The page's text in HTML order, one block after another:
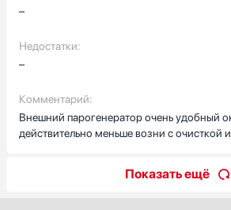
–
Недостатки:
–
Комментарий:
Внешний парогенератор очень удобный
действительно меньше возни с очисткой
Показать ещё